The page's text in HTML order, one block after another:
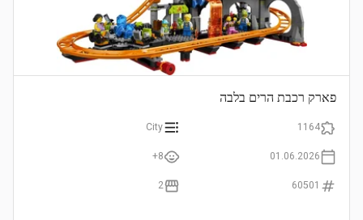
פארק רכבת הרים בלבה
1164
City
01.06.2026
8+
60501
2